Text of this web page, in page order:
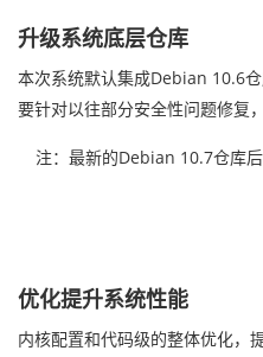
升级系统底层仓库
本次系统默认集成Debian 10.6
要针对以往部分安全性问题修复
注：最新的Debian 10.7仓库
优化提升系统性能
内核配置和代码级的整体优化，